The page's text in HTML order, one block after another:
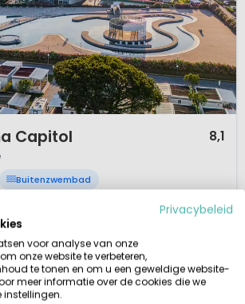
Capitol 8,1
Buitenzwembad
in Lazio
op nog geen 60 minuten met de trein
stad Rome! Viersterrencamping Village
uitvalsbasis voor een bezoek aan de Italiaanse
Privacybeleid
voor analyse van onze
onze website te verbeteren,
te tonen en om u een geweldige website-
meer informatie over de cookies die we
instellingen.